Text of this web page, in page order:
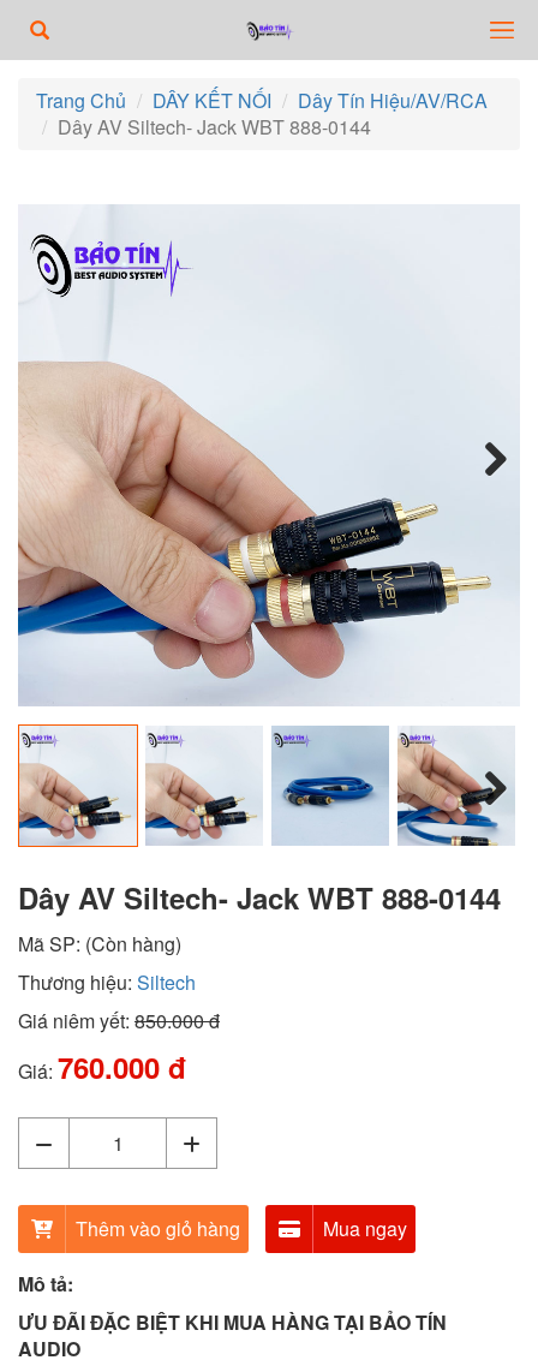
Trang Chủ DÂY KẾT NỐI
Dây Tín Hiệu/AV/RCA
Dây AV Siltech- Jack WBT 888-0144
Next
Dây AV Siltech- Jack WBT 888-0144
Mã SP: (Còn hàng)
Thương hiệu: Siltech
Giá niêm yết: 850.000 đ
Giá: 760.000 đ
Thêm vào giỏ hàng
Mua ngay
Mô tả:
ƯU ĐÃI ĐẶC BIỆT KHI MUA HÀNG TẠI BẢO TÍN
AUDIO